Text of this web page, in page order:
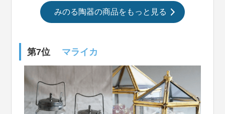
みのる陶器の商品をもっと見る
第7位 マライカ